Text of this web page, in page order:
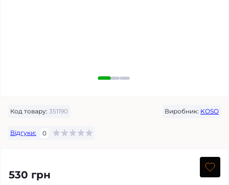
Код товару: 351190 Виробник: KOSO
Відгуки: 0
530 грн